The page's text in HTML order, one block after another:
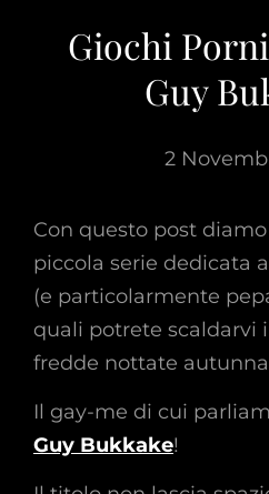
Giochi
Guy
2
Con questo post
piccola serie dedicata
(e particolarmente
quali potrete scaldarvi
fredde nottate
Il gay-me di cui
Guy Bukkake!